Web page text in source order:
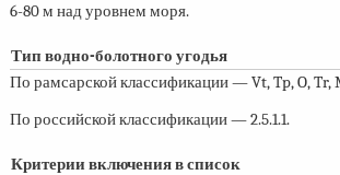
6-80 м над уровнем моря.
Тип водно-болотного угодья
По рамсарской классификации — Vt, Tp, O, Tr,
По российской классификации — 2.5.1.1.
Критерии включения в список